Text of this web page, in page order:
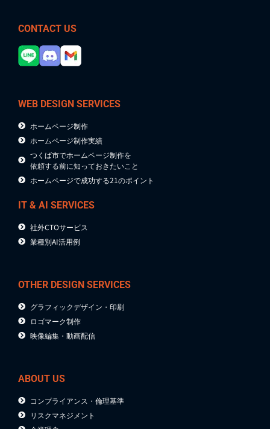
CONTACT US
WEB DESIGN SERVICES
ホームページ制作
ホームページ制作実績
つくば市でホームページ制作を
依頼する前に知っておきたいこと
ホームページで成功する21のポイント
IT & AI SERVICES
社外CTOサービス
業種別AI活用例
OTHER DESIGN SERVICES
グラフィックデザイン・印刷
ロゴマーク制作
映像編集・動画配信
ABOUT US
コンプライアンス・倫理基準
リスクマネジメント